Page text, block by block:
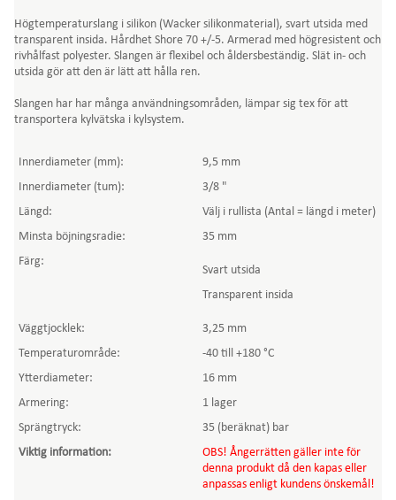
Högtemperaturslang i silikon (Wacker silikonmaterial), svart utsida med
transparent insida. Hårdhet Shore 70 +/-5. Armerad med högresistent och
rivhålfast polyester. Slangen är flexibel och åldersbeständig. Slät in- och
utsida gör att den är lätt att hålla ren.
Slangen har har många användningsområden, lämpar sig tex för att
transportera kylvätska i kylsystem.
Innerdiameter (mm):
9,5 mm
Innerdiameter (tum):
3/8 "
Längd:
Välj i rullista (Antal = längd i meter)
Minsta böjningsradie:
35 mm
Färg:
Svart utsida
Transparent insida
Väggtjocklek:
3,25 mm
Temperaturområde:
-40 till +180 °C
Ytterdiameter:
16 mm
Armering:
1 lager
Sprängtryck:
35 (beräknat) bar
Viktig information:
OBS! Ångerrätten gäller inte för
denna produkt då den kapas eller
anpassas enligt kundens önskemål!